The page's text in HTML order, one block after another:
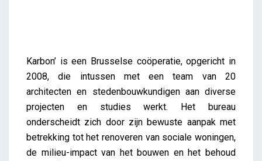
Karbon’ is een Brusselse coöperatie, opgericht in
2008, die intussen met een team van 20
architecten en stedenbouwkundigen aan diverse
projecten en studies werkt. Het bureau
onderscheidt zich door zijn bewuste aanpak met
betrekking tot het renoveren van sociale woningen,
de milieu-impact van het bouwen en het behoud